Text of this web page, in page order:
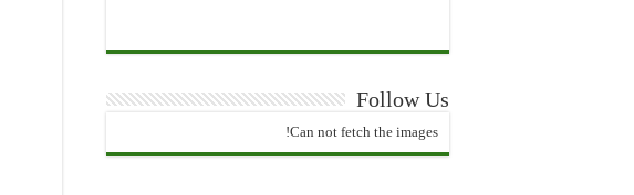
Follow Us
Can not fetch the images!